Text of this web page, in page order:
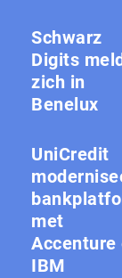
Schwarz
Digits
zich in
Benelux
UniCredit
met
Accenture
IBM